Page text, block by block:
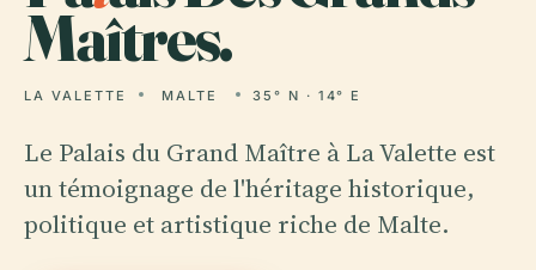
Maîtres.
LA VALETTE MALTE 35° N · 14° E
Le Palais du Grand Maître à La Valette est
un témoignage de l'héritage historique,
politique et artistique riche de Malte.